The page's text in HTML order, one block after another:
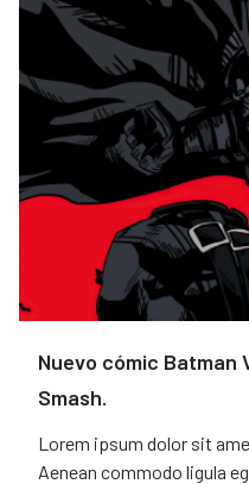
Nuevo cómic Batman
Smash.
Lorem ipsum dolor sit
Aenean commodo ligula